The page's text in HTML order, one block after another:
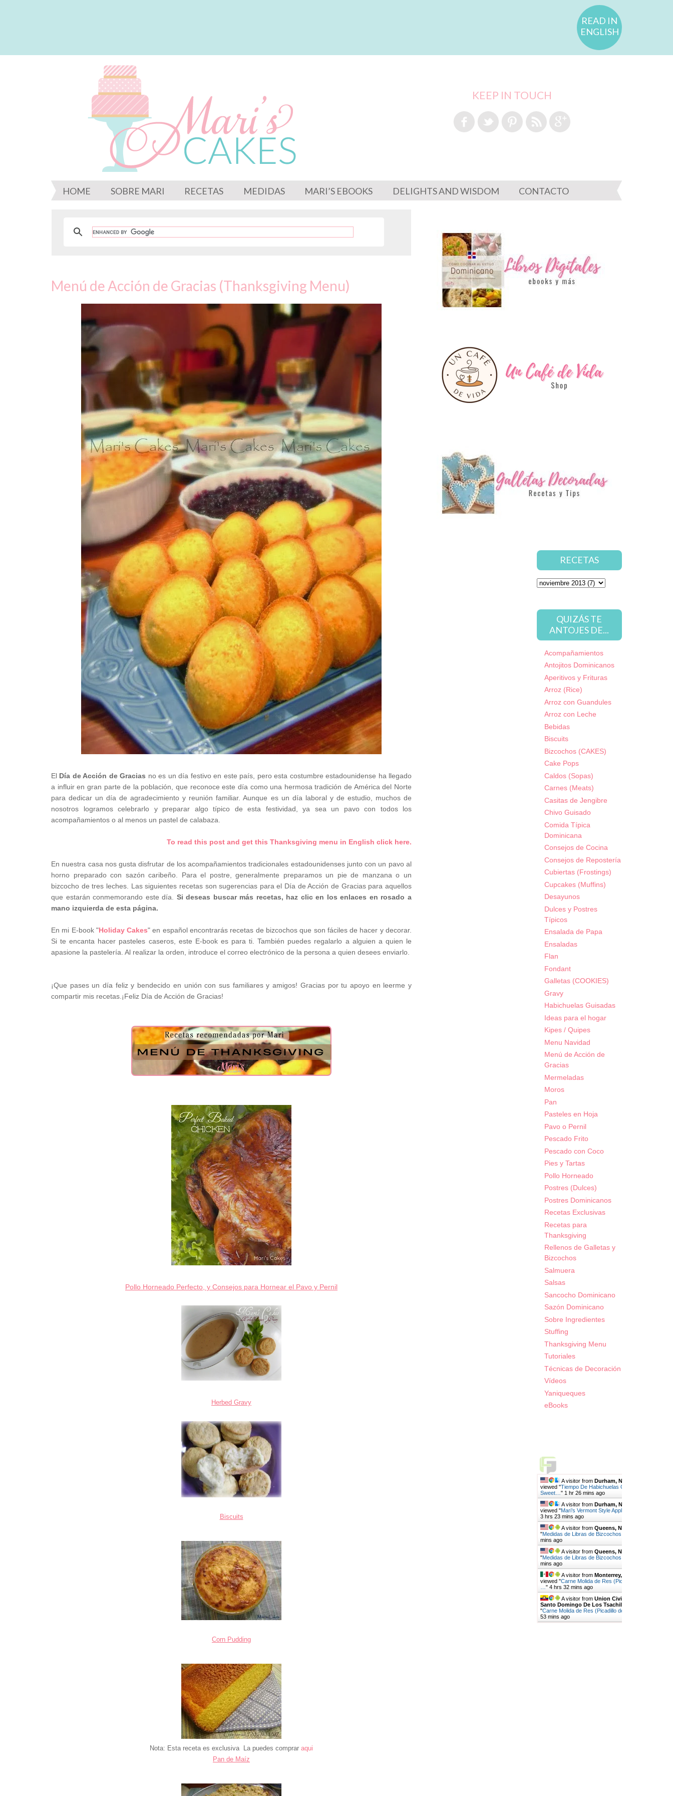
READ IN
ENGLISH
KEEP IN TOUCH
HOME SOBRE MARI RECETAS MEDIDAS MARI’S EBOOKS DELIGHTS AND WISDOM CONTACTO
RECETAS
QUIZÁS TE
ANTOJES DE...
Acompañamientos
Antojitos Dominicanos
Aperitivos y Frituras
Arroz (Rice)
Arroz con Guandules
Arroz con Leche
Bebidas
Biscuits
Bizcochos (CAKES)
Cake Pops
Caldos (Sopas)
Carnes (Meats)
Casitas de Jengibre
Chivo Guisado
Comida Típica
Dominicana
Consejos de Cocina
Consejos de Repostería
Cubiertas (Frostings)
Cupcakes (Muffins)
Desayunos
Dulces y Postres
Típicos
Ensalada de Papa
Ensaladas
Flan
Fondant
Galletas (COOKIES)
Gravy
Habichuelas Guisadas
Ideas para el hogar
Kipes / Quipes
Menu Navidad
Menú de Acción de
Gracias
Mermeladas
Moros
Pan
Pasteles en Hoja
Pavo o Pernil
Pescado Frito
Pescado con Coco
Pies y Tartas
Pollo Horneado
Postres (Dulces)
Postres Dominicanos
Recetas Exclusivas
Recetas para
Thanksgiving
Rellenos de Galletas y
Bizcochos
Salmuera
Salsas
Sancocho Dominicano
Sazón Dominicano
Sobre Ingredientes
Stuffing
Thanksgiving Menu
Tutoriales
Técnicas de Decoración
Vídeos
Yaniqueques
eBooks
A visitor from Durham, North Carolina
viewed "Tiempo De Habichuelas Con Dulce,
Sweet… " 1 hr 26 mins ago
A visitor from Durham, North Carolina
viewed "Mari’s Vermont Style Apple Pie | Mari's…
3 hrs 23 mins ago
A visitor from Queens, New York
"Medidas de Libras de Bizcochos por…
mins ago
A visitor from Queens, New York
"Medidas de Libras de Bizcochos por…
mins ago
A visitor from Monterrey, Nuevo Leon
viewed "Carne Molida de Res (Picadillo de Res)
" 4 hrs 32 mins ago
A visitor from Union Civica Popular,
Santo Domingo De Los Tsachilas
"Carne Molida de Res (Picadillo de Res)…
53 mins ago
Menú de Acción de Gracias (Thanksgiving Menu)
El Día de Acción de Gracias no es un día festivo en este país, pero esta costumbre estadounidense ha llegado
a influir en gran parte de la población, que reconoce este día como una hermosa tradición de América del Norte
para dedicar un día de agradecimiento y reunión familiar. Aunque es un día laboral y de estudio, muchos de
nosotros logramos celebrarlo y preparar algo típico de esta festividad, ya sea un pavo con todos los
acompañamientos o al menos un pastel de calabaza.
To read this post and get this Thanksgiving menu in English click here.
En nuestra casa nos gusta disfrutar de los acompañamientos tradicionales estadounidenses junto con un pavo al
horno preparado con sazón caribeño. Para el postre, generalmente preparamos un pie de manzana o un
bizcocho de tres leches. Las siguientes recetas son sugerencias para el Día de Acción de Gracias para aquellos
que estarán conmemorando este día. Si deseas buscar más recetas, haz clic en los enlaces en rosado a
mano izquierda de esta página.
En mi E-book "Holiday Cakes" en español encontrarás recetas de bizcochos que son fáciles de hacer y decorar.
Si te encanta hacer pasteles caseros, este E-book es para ti. También puedes regalarlo a alguien a quien le
apasione la pastelería. Al realizar la orden, introduce el correo electrónico de la persona a quien desees enviarlo.
¡Que pases un día feliz y bendecido en unión con sus familiares y amigos! Gracias por tu apoyo en leerme y
compartir mis recetas.¡Feliz Día de Acción de Gracias!
Pollo Horneado Perfecto, y Consejos para Hornear el Pavo y Pernil
Herbed Gravy
Biscuits
Corn Pudding
Nota: Esta receta es exclusiva La puedes comprar aqui
Pan de Maíz